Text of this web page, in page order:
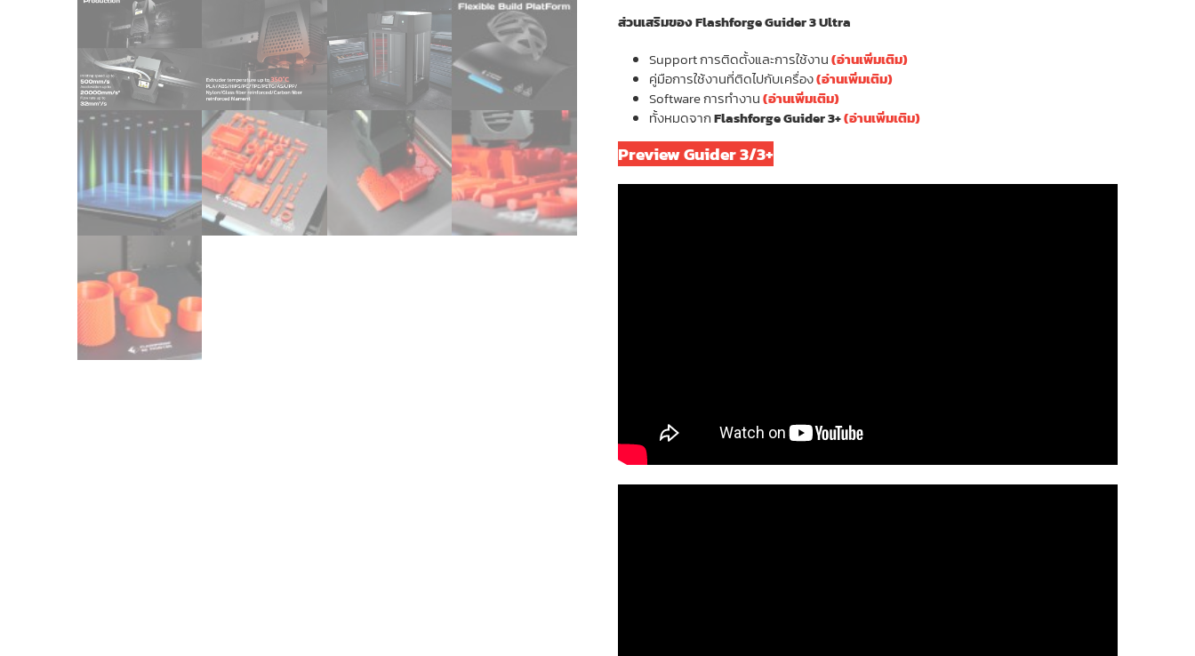
ส่วนเสริมของ Flashforge Guider 3 Ultra
Support การติดตั้งและการใช้งาน(อ่านเพิ่มเติม)
คู่มือการใช้งานที่ติดไปกับเครื่อง(อ่านเพิ่มเติม)
Software การทำงาน(อ่านเพิ่มเติม)
ทั้งหมดจากFlashforge Guider 3+(อ่านเพิ่มเติม)
Preview Guider 3/3+